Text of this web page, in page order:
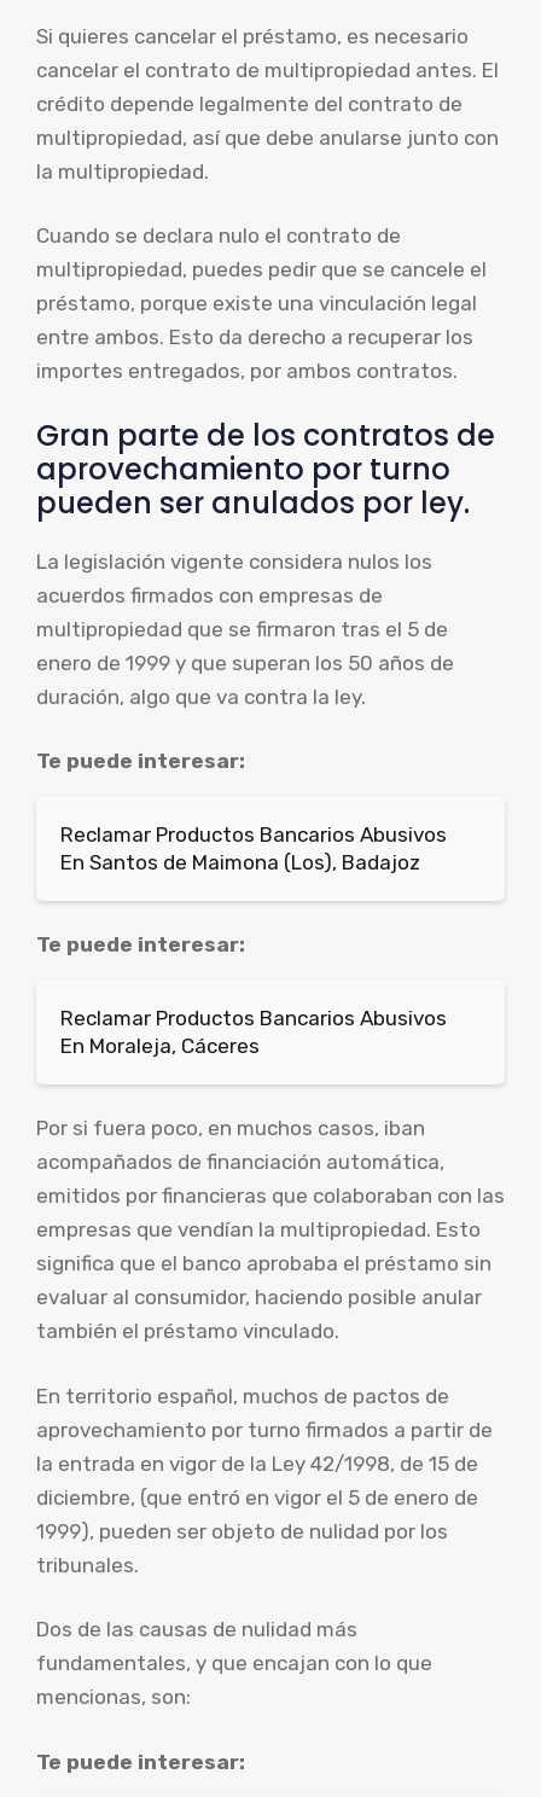
Si quieres cancelar el préstamo, es necesario
cancelar el contrato de multipropiedad antes. El
crédito depende legalmente del contrato de
multipropiedad, así que debe anularse junto con
la multipropiedad.
Cuando se declara nulo el contrato de
multipropiedad, puedes pedir que se cancele el
préstamo, porque existe una vinculación legal
entre ambos. Esto da derecho a recuperar los
importes entregados, por ambos contratos.
Gran parte de los contratos de
aprovechamiento por turno
pueden ser anulados por ley.
La legislación vigente considera nulos los
acuerdos firmados con empresas de
multipropiedad que se firmaron tras el 5 de
enero de 1999 y que superan los 50 años de
duración, algo que va contra la ley.
Te puede interesar:
Reclamar Productos Bancarios Abusivos
En Santos de Maimona (Los), Badajoz
Te puede interesar:
Reclamar Productos Bancarios Abusivos
En Moraleja, Cáceres
Por si fuera poco, en muchos casos, iban
acompañados de financiación automática,
emitidos por financieras que colaboraban con las
empresas que vendían la multipropiedad. Esto
significa que el banco aprobaba el préstamo sin
evaluar al consumidor, haciendo posible anular
también el préstamo vinculado.
En territorio español, muchos de pactos de
aprovechamiento por turno firmados a partir de
la entrada en vigor de la Ley 42/1998, de 15 de
diciembre, (que entró en vigor el 5 de enero de
1999), pueden ser objeto de nulidad por los
tribunales.
Dos de las causas de nulidad más
fundamentales, y que encajan con lo que
mencionas, son:
Te puede interesar: